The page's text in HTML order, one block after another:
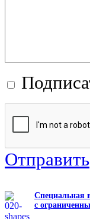
Отправить
Специальная
с